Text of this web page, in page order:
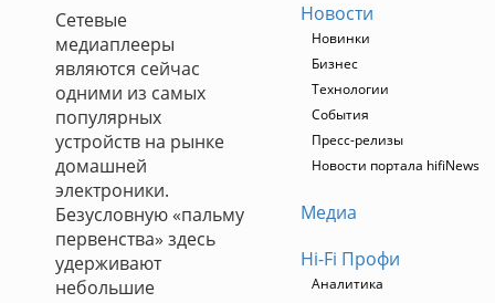
Сетевые
медиаплееры
являются сейчас
одними из самых
популярных
устройств на рынке
домашней
электроники.
Безусловную «пальму
первенства» здесь
удерживают
небольшие
Новости
Новинки
Бизнес
Технологии
События
Пресс-релизы
Новости портала hifiNews
Медиа
Hi-Fi Профи
Аналитика